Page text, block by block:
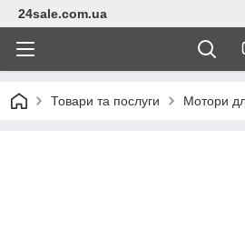
24sale.com.ua
Товари та послуги Мотори